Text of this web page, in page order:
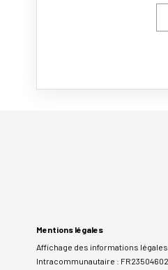
Mentions légales
Affichage des informations légales :
Intracommunautaire :